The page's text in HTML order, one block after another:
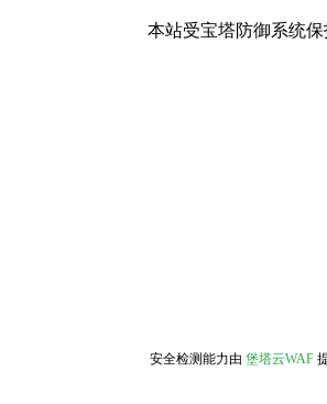
本站受宝塔防御系统保
安全检测能力由 堡塔云WAF